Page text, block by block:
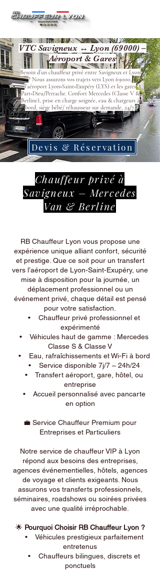
VTC Savigneux ↔ Lyon (69000) –
Aéroport & Gares
Besoin d’un chauffeur privé entre Savigneux et Lyon
? Nous assurons vos trajets vers Lyon 69000,
l’aéroport Lyon‑Saint‑Exupéry (LYS) et les gares
Part‑Dieu/Perrache. Confort Mercedes (Classe V &
Berline), prise en charge soignée, eau & chargeurs à
bord, siège bébé/ réhausseur sur demande, 24/7.
Devis & Réservation
Chauffeur privé à
Savigneux – Mercedes
Van & Berline
RB Chauffeur Lyon vous propose une
expérience unique alliant confort, sécurité
et prestige. Que ce soit pour un transfert
vers l’aéroport de Lyon-Saint-Exupéry, une
mise à disposition pour la journée, un
déplacement professionnel ou un
événement privé, chaque détail est pensé
pour votre satisfaction.
• Chauffeur privé professionnel et
expérimenté
• Véhicules haut de gamme : Mercedes
Classe S & Classe V
• Eau, rafraîchissements et Wi-Fi à bord
• Service disponible 7j/7 – 24h/24
• Transfert aéroport, gare, hôtel, ou
entreprise
• Accueil personnalisé avec pancarte
en option
💼 Service Chauffeur Premium pour
Entreprises et Particuliers
Notre service de chauffeur VIP à Lyon
répond aux besoins des entreprises,
agences événementielles, hôtels, agences
de voyage et clients exigeants. Nous
assurons vos transferts professionnels,
séminaires, roadshows ou soirées privées
avec une qualité irréprochable.
🌟 Pourquoi Choisir RB Chauffeur Lyon ?
• Véhicules prestigieux parfaitement
entretenus
• Chauffeurs bilingues, discrets et
ponctuels